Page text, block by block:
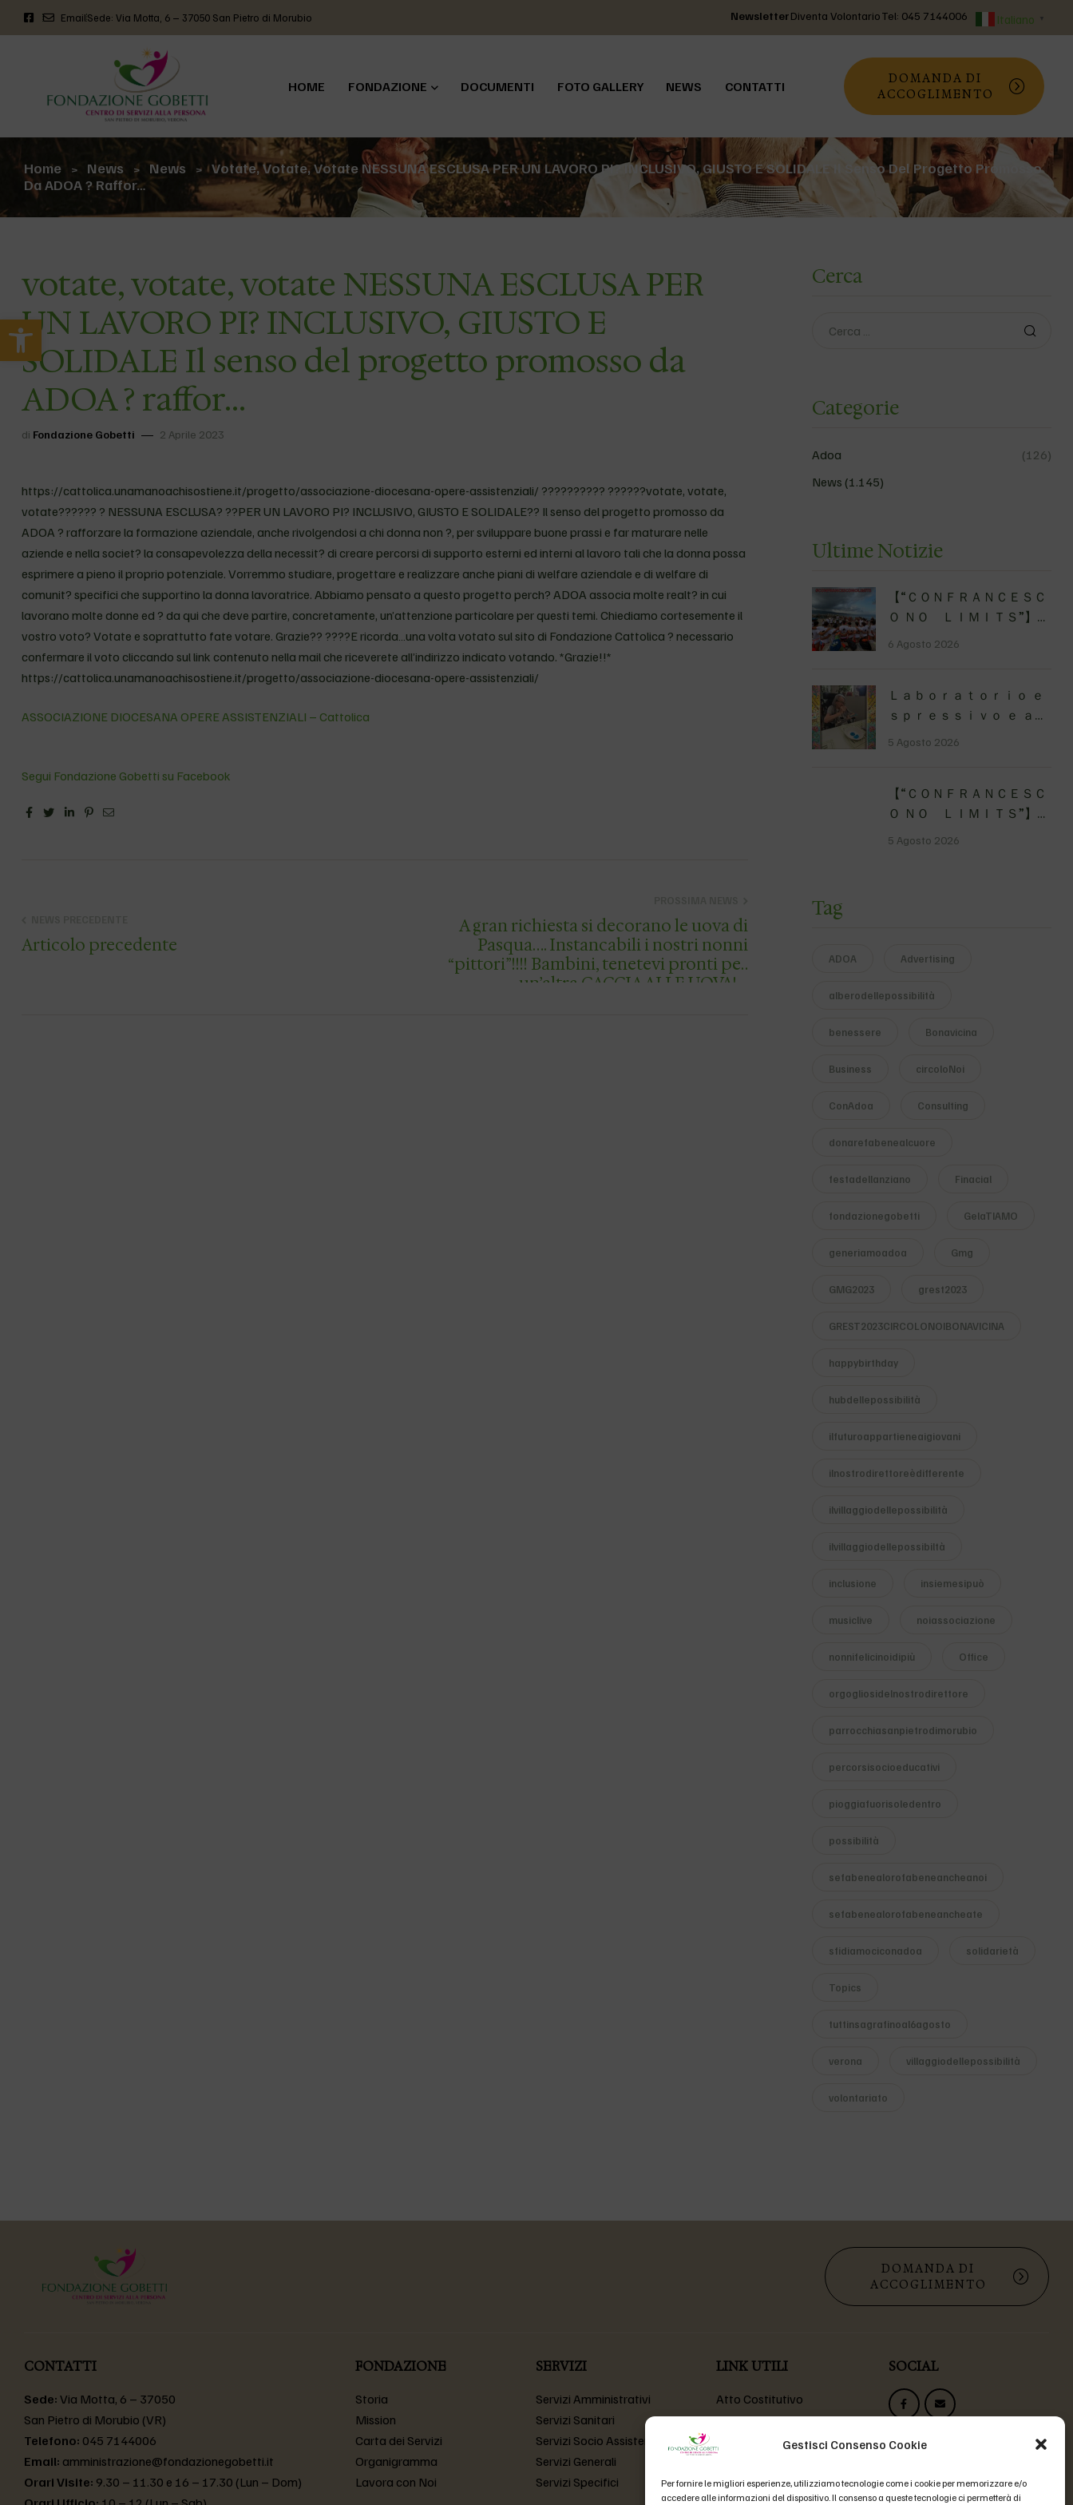
Apri la barra degli strumenti
Gestisci Consenso Cookie
Per fornire le migliori esperienze, utilizziamo tecnologie come i cookie per memorizzare e/o
accedere alle informazioni del dispositivo. Il consenso a queste tecnologie ci permetterà di
EmailSede: Via Motta, 6 – 37050 San Pietro di Morubio NewsletterDiventa VolontarioTel: 045 7144006 Italiano ▼
HOME FONDAZIONE DOCUMENTI FOTO GALLERY NEWS CONTATTI
DOMANDA DI
ACCOGLIMENTO
Home > News > News >
Votate, Votate, Votate NESSUNA ESCLUSA PER UN LAVORO PI? INCLUSIVO, GIUSTO E SOLIDALE Il Senso Del Progetto Promosso
Da ADOA ? Raffor…
votate, votate, votate NESSUNA ESCLUSA PER
UN LAVORO PI? INCLUSIVO, GIUSTO E
SOLIDALE Il senso del progetto promosso da
ADOA ? raffor…
di Fondazione Gobetti 2 Aprile 2023
https://cattolica.unamanoachisostiene.it/progetto/associazione-diocesana-opere-assistenziali/ ?????????? ??????votate, votate,
votate?????? ? NESSUNA ESCLUSA? ??PER UN LAVORO PI? INCLUSIVO, GIUSTO E SOLIDALE?? Il senso del progetto promosso da
ADOA ? rafforzare la formazione aziendale, anche rivolgendosi a chi donna non ?, per sviluppare buone prassi e far maturare nelle
aziende e nella societ? la consapevolezza della necessit? di creare percorsi di supporto esterni ed interni al lavoro tali che la donna possa
esprimere a pieno il proprio potenziale. Vorremmo studiare, progettare e realizzare anche piani di welfare aziendale e di welfare di
comunit? specifici che supportino la donna lavoratrice. Abbiamo pensato a questo progetto perch? ADOA associa molte realt? in cui
lavorano molte donne ed ? da qui che deve partire, concretamente, un’attenzione particolare per questi temi. Chiediamo cortesemente il
vostro voto? Votate e soprattutto fate votare. Grazie?? ????E ricorda…una volta votato sul sito di Fondazione Cattolica ? necessario
confermare il voto cliccando sul link contenuto nella mail che riceverete all’indirizzo indicato votando. *Grazie!!*
https://cattolica.unamanoachisostiene.it/progetto/associazione-diocesana-opere-assistenziali/
ASSOCIAZIONE DIOCESANA OPERE ASSISTENZIALI – Cattolica
Segui Fondazione Gobetti su Facebook
FacebookTwitterLinkedinPinterest
Email
Articolo precedente
A gran richiesta si decorano le uova di
Pasqua…. Instancabili i nostri nonni
“pittori”!!!! Bambini, tenetevi pronti per
un’altra CACCIA ALLE UOVA!…
Cerca
Categorie
Adoa
(126)
News (1.145)
Ultime Notizie
【 “ＣＯＮＦＲＡＮＣＥＳＣ
Ｏ ＮＯ ＬＩＭＩＴＳ”】
Traversata dello Stretto
orizzonte: nessun limite,
solo …
6 Agosto 2026
Ｌａｂｏｒａｔｏｒｉｏ ｅ
ｓｐｒｅｓｓｉｖｏ ｅ ａｒ
ｔｉｓｔｉｃｏ Piccoli
comunicare sentimenti e
ric…
5 Agosto 2026
【 “ＣＯＮＦＲＡＮＣＥＳＣ
Ｏ ＮＯ ＬＩＭＩＴＳ”】
Traversata dello Stretto
5 Agosto 2026
Tag
ADOA Advertising
alberodellepossibilità
benessere Bonavicina
Business circoloNoi
ConAdoa Consulting
donarefabenealcuore
festadellanziano Finacial
fondazionegobetti GelaTIAMO
generiamoadoa Gmg
GMG2023 grest2023
GREST2023CIRCOLONOIBONAVICINA
happybirthday
hubdellepossibilità
ilfuturoappartieneaigiovani
ilnostrodirettoreèdifferente
ilvillaggiodellepossibilità
ilvillaggiodellepossibiltà
inclusione insiemesipuò
musiclive noiassociazione
nonnifelicinoidipiù Office
orgogliosidelnostrodirettore
parrocchiasanpietrodimorubio
percorsisocioeducativi
pioggiafuorisoledentro
possibilità
sefabenealorofabeneancheanoi
sefabenealorofabeneancheate
sfidiamociconadoa solidarietà
Topics
tuttinsagrafinoal6agosto
verona villaggiodellepossibilità
volontariato
DOMANDA DI
ACCOGLIMENTO
CONTATTI
Sede: Via Motta, 6 – 37050
San Pietro di Morubio (VR)
Telefono: 045 7144006
Email: amministrazione@fondazionegobetti.it
Orari Visite: 9.30 – 11.30 e 16 – 17.30 (Lun – Dom)
FONDAZIONE
Storia
Mission
Carta dei Servizi
Organigramma
Lavora con Noi
SERVIZI
Servizi Amministrativi
Servizi Sanitari
Servizi Socio Assistenziali
Servizi Generali
Servizi Specifici
LINK UTILI
Atto Costitutivo
Statuto Fondazione
Codice Etico
SOCIAL